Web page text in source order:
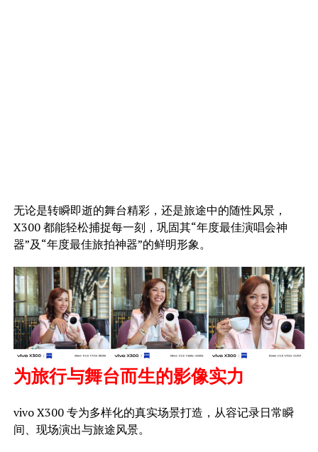
无论是转瞬即逝的舞台精彩，还是旅途中的随性风景，
X300 都能轻松捕捉每一刻，巩固其“年度最佳演唱会神
器”及“年度最佳旅拍神器”的鲜明形象。
为旅行与舞台而生的影像实力
vivo X300 专为多样化的真实场景打造，从容记录日常瞬
间、现场演出与旅途风景。